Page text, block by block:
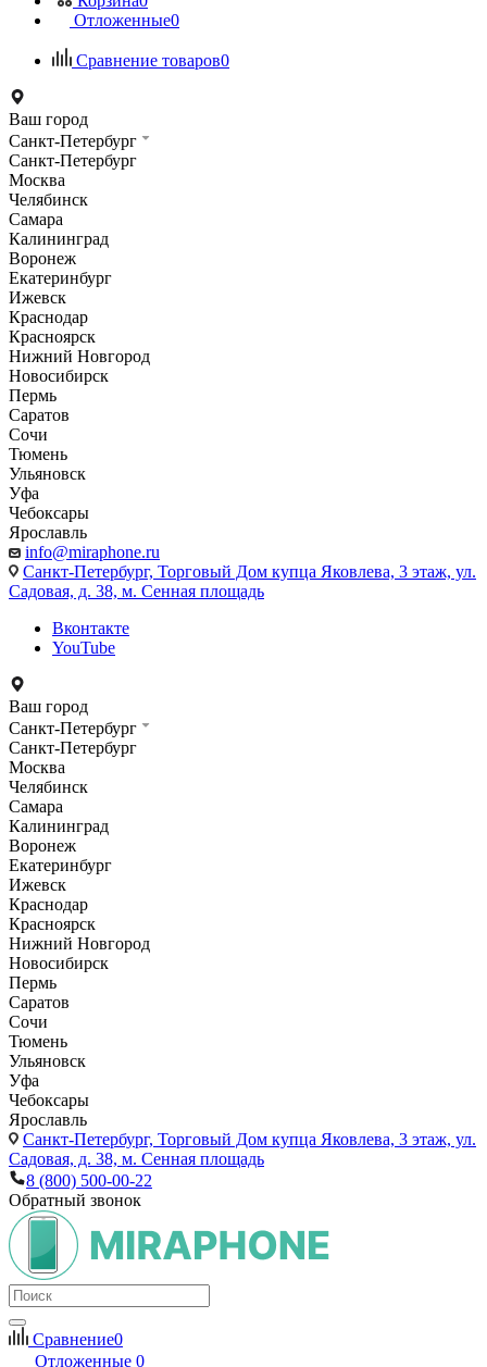
Отложенные0
Сравнение товаров0
Ваш город
Санкт-Петербург
Санкт-Петербург
Москва
Челябинск
Самара
Калининград
Воронеж
Екатеринбург
Ижевск
Краснодар
Красноярск
Нижний Новгород
Новосибирск
Пермь
Саратов
Сочи
Тюмень
Ульяновск
Уфа
Чебоксары
Ярославль
info@miraphone.ru
Санкт-Петербург, Торговый Дом купца Яковлева, 3 этаж, ул.
Садовая, д. 38, м. Сенная площадь
Вконтакте
YouTube
Ваш город
Санкт-Петербург
Санкт-Петербург
Москва
Челябинск
Самара
Калининград
Воронеж
Екатеринбург
Ижевск
Краснодар
Красноярск
Нижний Новгород
Новосибирск
Пермь
Саратов
Сочи
Тюмень
Ульяновск
Уфа
Чебоксары
Ярославль
Санкт-Петербург, Торговый Дом купца Яковлева, 3 этаж, ул.
Садовая, д. 38, м. Сенная площадь
8 (800) 500-00-22
Обратный звонок
Сравнение0
Отложенные 0